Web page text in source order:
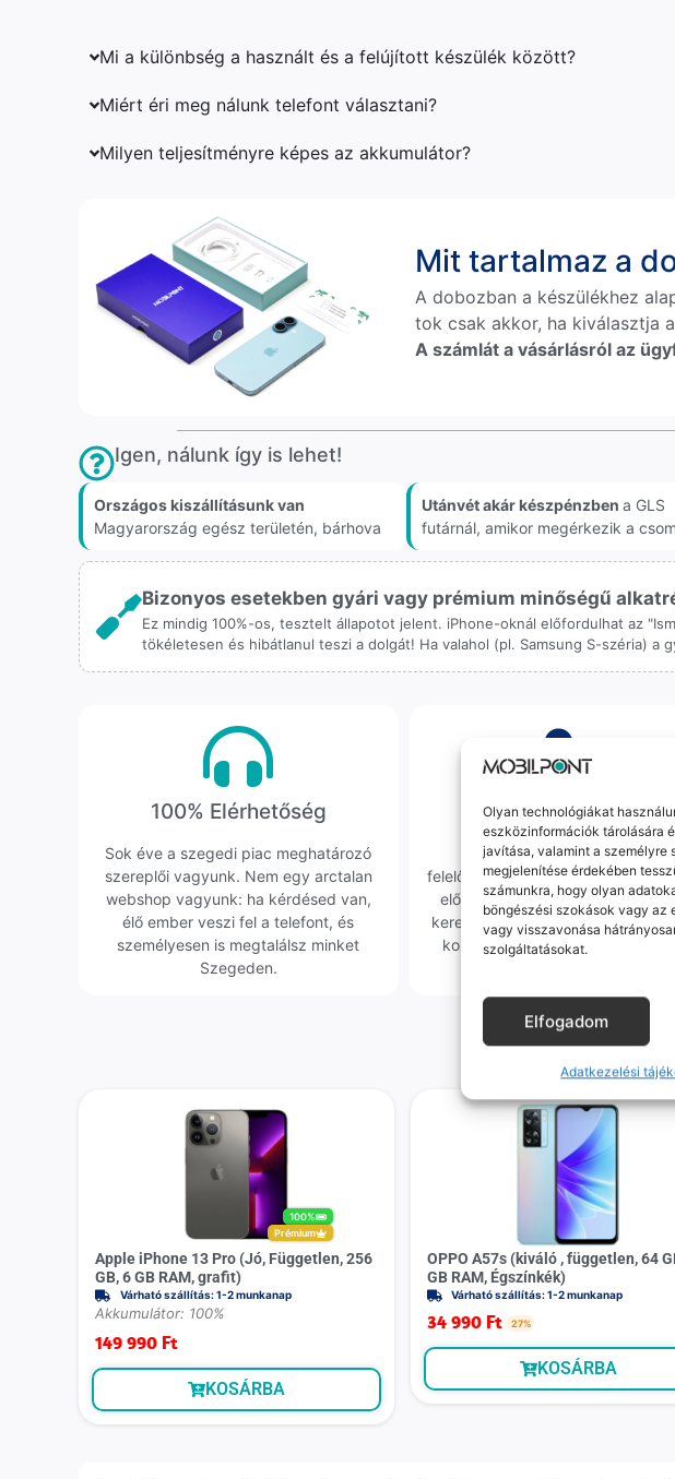
Olyan technológiákat
eszközinformációk tárolására
javítása, valamint a személyre
megjelenítése érdekében
számunkra, hogy olyan
böngészési szokások vagy az
vagy visszavonása
szolgáltatásokat.
Elfogadom
Adatkezelési
Mi a különbség a használt és a felújított készülék között?
Miért éri meg nálunk telefont választani?
Milyen teljesítményre képes az akkumulátor?
Mit tartalmaz a
A dobozban a készülékhez
tok csak akkor, ha kiválasztja
A számlát a vásárlásról az
Igen, nálunk így is lehet!
Országos kiszállításunk van
Magyarország egész területén, bárhova
Utánvét akár készpénzben a GLS
futárnál, amikor megérkezik a
Bizonyos esetekben gyári vagy prémium minőségű
Ez mindig 100%-os, tesztelt állapotot jelent. iPhone-oknál előfordulhat az
tökéletesen és hibátlanul teszi a dolgát! Ha valahol (pl. Samsung S-széria) a
100% Elérhetőség
Sok éve a szegedi piac meghatározó
szereplői vagyunk. Nem egy arctalan
webshop vagyunk: ha kérdésed van,
élő ember veszi fel a telefont, és
személyesen is megtalálsz minket
Szegeden.
Korrekt Ügyintézés
Hibázni emberi dolog, de a
felelősségvállalás nálunk alap. Ha
előfordul egy hiba, nem
keresünk, hanem megoldást.
kollégáink azonnal kézbe veszik
Mások
100%
Prémium
Apple iPhone 13 Pro (Jó, Független, 256
GB, 6 GB RAM, grafit)
Várható szállítás: 1-2 munkanap
Akkumulátor: 100%
149 990 Ft
KOSÁRBA
OPPO A57s (kiváló , független, 64
GB RAM, Égszínkék)
Várható szállítás: 1-2 munkanap
34 990 Ft 27%
KOSÁRBA